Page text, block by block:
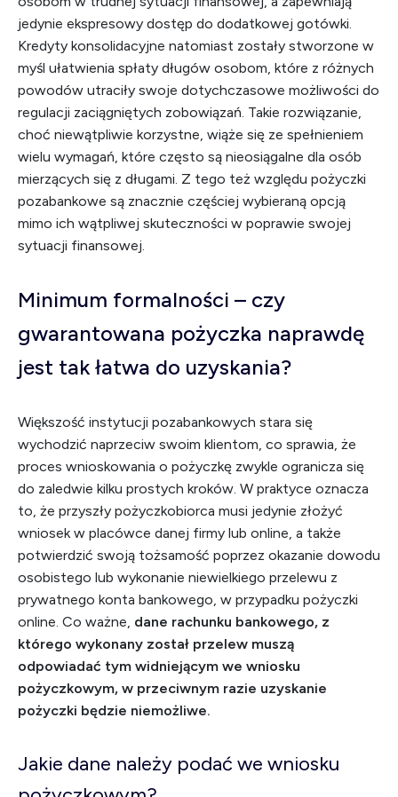
jedynie ekspresowy dostęp do dodatkowej gotówki.
Kredyty konsolidacyjne natomiast zostały stworzone w
myśl ułatwienia spłaty długów osobom, które z różnych
powodów utraciły swoje dotychczasowe możliwości do
regulacji zaciągniętych zobowiązań. Takie rozwiązanie,
choć niewątpliwie korzystne, wiąże się ze spełnieniem
wielu wymagań, które często są nieosiągalne dla osób
mierzących się z długami. Z tego też względu pożyczki
pozabankowe są znacznie częściej wybieraną opcją
mimo ich wątpliwej skuteczności w poprawie swojej
sytuacji finansowej.
Minimum formalności – czy
gwarantowana pożyczka naprawdę
jest tak łatwa do uzyskania?
Większość instytucji pozabankowych stara się
wychodzić naprzeciw swoim klientom, co sprawia, że
proces wnioskowania o pożyczkę zwykle ogranicza się
do zaledwie kilku prostych kroków. W praktyce oznacza
to, że przyszły pożyczkobiorca musi jedynie złożyć
wniosek w placówce danej firmy lub online, a także
potwierdzić swoją tożsamość poprzez okazanie dowodu
osobistego lub wykonanie niewielkiego przelewu z
prywatnego konta bankowego, w przypadku pożyczki
online. Co ważne, dane rachunku bankowego, z
którego wykonany został przelew muszą
odpowiadać tym widniejącym we wniosku
pożyczkowym, w przeciwnym razie uzyskanie
pożyczki będzie niemożliwe.
Jakie dane należy podać we wniosku